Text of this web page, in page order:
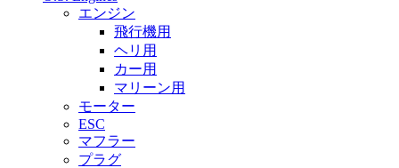
エンジン
飛行機用
ヘリ用
カー用
マリーン用
モーター
ESC
マフラー
プラグ